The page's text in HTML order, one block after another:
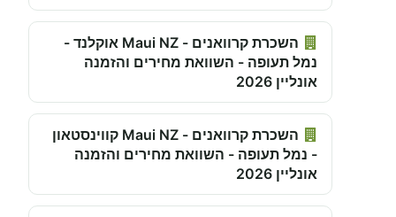
השכרת קרוואנים - Maui NZ אוקלנד -
נמל תעופה - השוואת מחירים והזמנה
אונליין 2026
השכרת קרוואנים - Maui NZ קווינסטאון
- נמל תעופה - השוואת מחירים והזמנה
אונליין 2026